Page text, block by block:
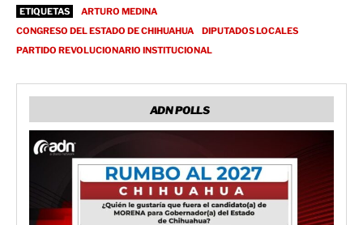
ETIQUETAS
ARTURO MEDINA
CONGRESO DEL ESTADO DE CHIHUAHUA
DIPUTADOS LOCALES
PARTIDO REVOLUCIONARIO INSTITUCIONAL
ADN POLLS